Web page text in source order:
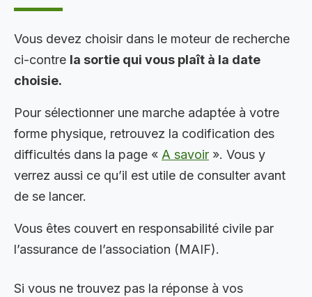
Vous devez choisir dans le moteur de recherche
ci-contre la sortie qui vous plaît à la date
choisie.
Pour sélectionner une marche adaptée à votre
forme physique, retrouvez la codification des
difficultés dans la page « A savoir ». Vous y
verrez aussi ce qu’il est utile de consulter avant
de se lancer.
Vous êtes couvert en responsabilité civile par
l’assurance de l’association (MAIF).
Si vous ne trouvez pas la réponse à vos